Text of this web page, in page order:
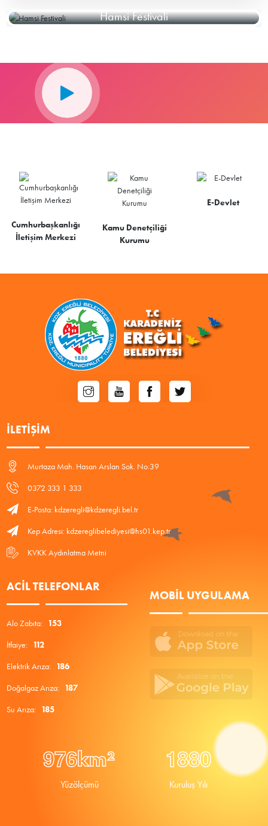
Hamsi Festivali
Cumhurbaşkanlığı
İletişim Merkezi
Kamu Denetçiliği
Kurumu
E-Devlet
İLETIŞIM
Murtaza Mah. Hasan Arslan Sok. No:39
0372 333 1 333
E-Posta: kdzeregli@kdzeregli.bel.tr
Kep Adresi: kdzereglibelediyesi@hs01.kep.tr
KVKK Aydınlatma Metni
ACIL TELEFONLAR
Alo Zabıta: 153
İtfaiye: 112
Elektrik Arıza: 186
Doğalgaz Arıza: 187
Su Arıza: 185
MOBIL UYGULAMA
976km²
Yüzölçümü
1880
Kuruluş Yılı